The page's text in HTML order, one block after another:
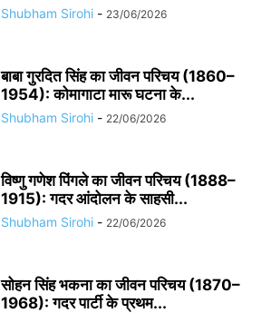
Shubham Sirohi - 23/06/2026
बाबा गुरदित सिंह का जीवन परिचय (1860–
1954): कोमागाटा मारू घटना के...
Shubham Sirohi - 22/06/2026
विष्णु गणेश पिंगले का जीवन परिचय (1888–
1915): गदर आंदोलन के साहसी...
Shubham Sirohi - 22/06/2026
सोहन सिंह भकना का जीवन परिचय (1870–
1968): गदर पार्टी के प्रथम...